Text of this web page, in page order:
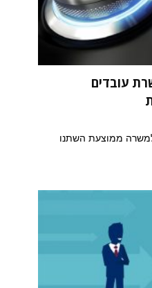
עובדים
למשרה ממוצעת השתנו